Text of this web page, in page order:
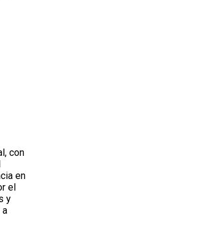
con
en
el
y
a